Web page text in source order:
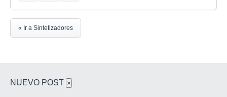
« Ir a Sintetizadores
NUEVO POST ×